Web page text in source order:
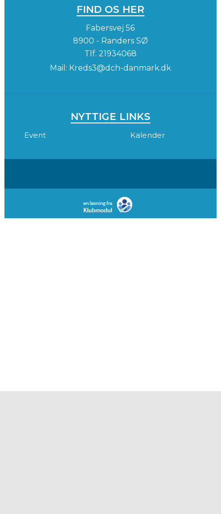
FIND OS HER
Fabersvej 56
8900 - Randers SØ
Tlf. 21934068
Mail: Kreds3@dch-danmark.dk
NYTTIGE LINKS
Event Kalender